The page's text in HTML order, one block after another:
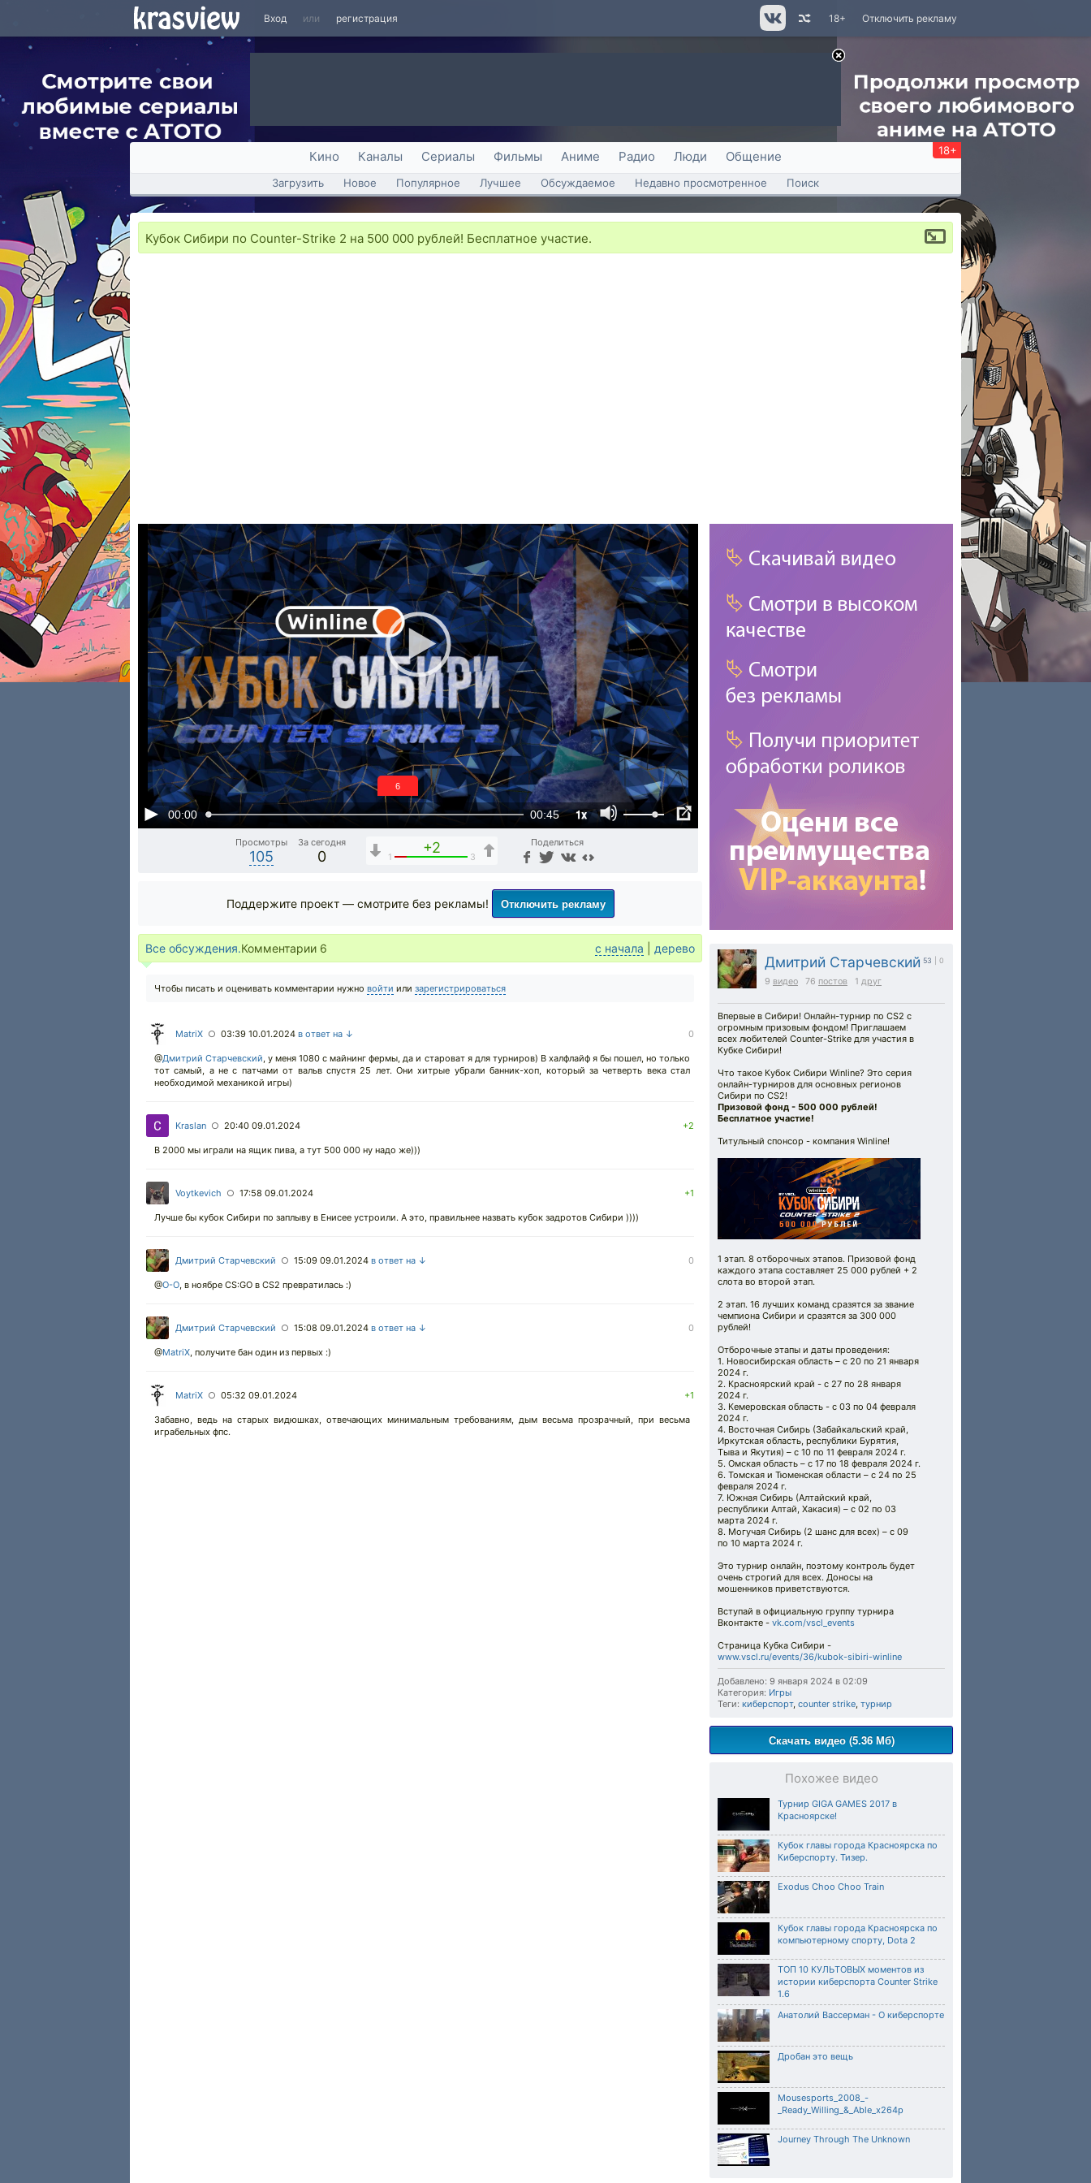
Вход или регистрация Отключить рекламу
18+
Кино Каналы Сериалы Фильмы Аниме Радио Люди Общение 18+
Загрузить Новое Популярное Лучшее Обсуждаемое Недавно просмотренное Поиск
Кубок Сибири по Counter-Strike 2 на 500 000 рублей! Бесплатное участие.
00:00 00:45 1x
5
Просмотры
105
За сегодня
0
+2
1 3
Поделиться
Дмитрий Старчевский 53 | 0
9 видео 76 постов 1 друг
Впервые в Сибири! Онлайн-турнир по CS2 с
огромным призовым фондом! Приглашаем
всех любителей Counter-Strike для участия в
Кубке Сибири!
Что такое Кубок Сибири Winline? Это серия
онлайн-турниров для основных регионов
Сибири по CS2!
Призовой фонд - 500 000 рублей!
Бесплатное участие!
Титульный спонсор - компания Winline!
1 этап. 8 отборочных этапов. Призовой фонд
каждого этапа составляет 25 000 рублей + 2
слота во второй этап.
2 этап. 16 лучших команд сразятся за звание
чемпиона Сибири и сразятся за 300 000
рублей!
Отборочные этапы и даты проведения:
1. Новосибирская область – с 20 по 21 января
2024 г.
2. Красноярский край - с 27 по 28 января
2024 г.
3. Кемеровская область - с 03 по 04 февраля
2024 г.
4. Восточная Сибирь (Забайкальский край,
Иркутская область, республики Бурятия,
Тыва и Якутия) – с 10 по 11 февраля 2024 г.
5. Омская область – с 17 по 18 февраля 2024 г.
6. Томская и Тюменская области – с 24 по 25
февраля 2024 г.
7. Южная Сибирь (Алтайский край,
республики Алтай, Хакасия) – с 02 по 03
марта 2024 г.
8. Могучая Сибирь (2 шанс для всех) – с 09
по 10 марта 2024 г.
Это турнир онлайн, поэтому контроль будет
очень строгий для всех. Доносы на
мошенников приветствуются.
Вступай в официальную группу турнира
Вконтакте - vk.com/vscl_events
Страница Кубка Сибири -
www.vscl.ru/events/36/kubok-sibiri-winline
Добавлено: 9 января 2024 в 02:09
Категория: Игры
Теги: киберспорт, counter strike, турнир
Скачать видео (5.36 Мб)
Похожее видео
Турнир GIGA GAMES 2017 в
Красноярске!
Кубок главы города Красноярска по
Киберспорту. Тизер.
Exodus Choo Choo Train
Кубок главы города Красноярска по
компьютерному спорту, Dota 2
ТОП 10 КУЛЬТОВЫХ моментов из
истории киберспорта Counter Strike
1.6
Анатолий Вассерман - О киберспорте
Дробан это вещь
Mousesports_2008_-
_Ready_Willing_&_Able_x264p
Journey Through The Unknown
Поддержите проект — смотрите без рекламы! Отключить рекламу
Все обсуждения.Комментарии 6 с начала дерево
Чтобы писать и оценивать комментарии нужно войти или зарегистрироваться
MatriX ○ 03:39 10.01.2024 в ответ на ↓ 0
@Дмитрий Старчевский, у меня 1080 с майнинг фермы, да и староват я для турниров) В халфлайф я бы пошел, но только
тот самый, а не с патчами от вальв спустя 25 лет. Они хитрые убрали банник-хоп, который за четверть века стал
необходимой механикой игры)
Kraslan ○ 20:40 09.01.2024 +2
В 2000 мы играли на ящик пива, а тут 500 000 ну надо же)))
Voytkevich ○ 17:58 09.01.2024 +1
Лучше бы кубок Сибири по заплыву в Енисее устроили. А это, правильнее назвать кубок задротов Сибири ))))
Дмитрий Старчевский ○ 15:09 09.01.2024 в ответ на ↓ 0
@O-O, в ноябре CS:GO в CS2 превратилась :)
Дмитрий Старчевский ○ 15:08 09.01.2024 в ответ на ↓ 0
@MatriX, получите бан один из первых :)
MatriX ○ 05:32 09.01.2024 +1
Забавно, ведь на старых видюшках, отвечающих минимальным требованиям, дым весьма прозрачный, при весьма
играбельных фпс.